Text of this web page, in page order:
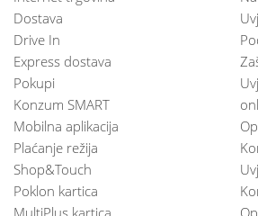
Dostava
Drive In
Express dostava
Pokupi
Konzum SMART
Mobilna aplikacija
Plaćanje režija
Shop&Touch
Poklon kartica
MultiPlus kartica